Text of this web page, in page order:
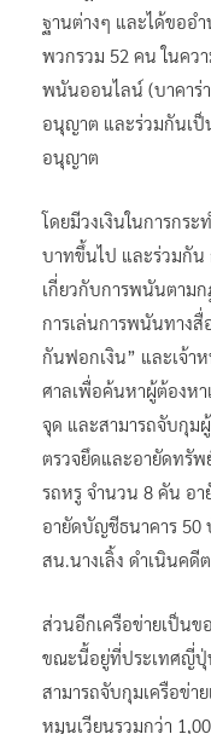
ฐานต่างๆ และได้ขออํ
พวกรวม 52 คน ในคว
พนันออนไลน์ (บาคาร่
อนุญาต และร่วมกันเป็
อนุญาต
โดยมีวงเงินในการกร
บาทขึ้นไป และร่วมกัน
เกี่ยวกับการพนันตาม
การเล่นการพนันทาง
กันฟอกเงิน” และเจ้า
ศาลเพื่อค้นหาผู้ต้องห
จุด และสามารถจับกุม
ตรวจยึดและอายัดทรัพ
รถหรู จํานวน 8 คัน อ
อายัดบัญชีธนาคาร
สน.นางเลิ้ง ดําเนินคดี
ส่วนอีกเครือข่ายเป็นข
ขณะนี้อยู่ที่ประเทศญี่ปุ่น
สามารถจับกุมเครือข่า
หมุนเวียนรวมกว่า